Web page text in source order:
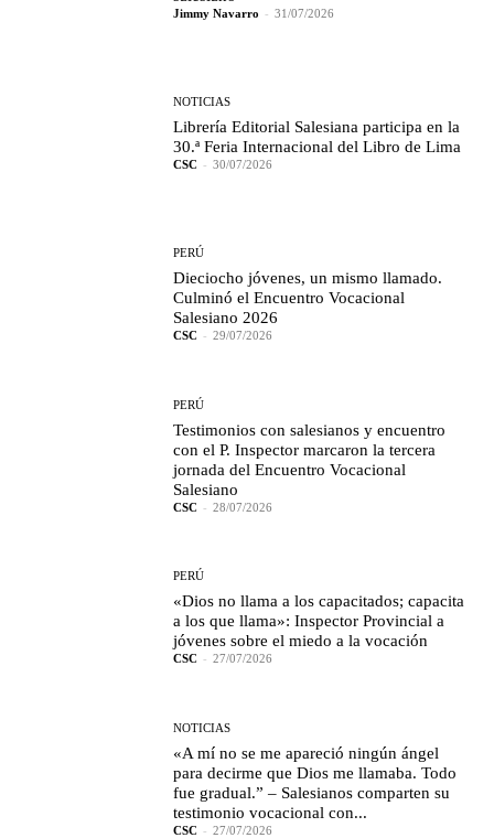
Jimmy Navarro - 31/07/2026
NOTICIAS
Librería Editorial Salesiana participa en la
30.ª Feria Internacional del Libro de Lima
CSC - 30/07/2026
PERÚ
Dieciocho jóvenes, un mismo llamado.
Culminó el Encuentro Vocacional
Salesiano 2026
CSC - 29/07/2026
PERÚ
Testimonios con salesianos y encuentro
con el P. Inspector marcaron la tercera
jornada del Encuentro Vocacional
Salesiano
CSC - 28/07/2026
PERÚ
«Dios no llama a los capacitados; capacita
a los que llama»: Inspector Provincial a
jóvenes sobre el miedo a la vocación
CSC - 27/07/2026
NOTICIAS
«A mí no se me apareció ningún ángel
para decirme que Dios me llamaba. Todo
fue gradual.” – Salesianos comparten su
testimonio vocacional con...
CSC - 27/07/2026